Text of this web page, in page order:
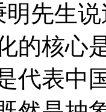
明先生
的核心
代表中